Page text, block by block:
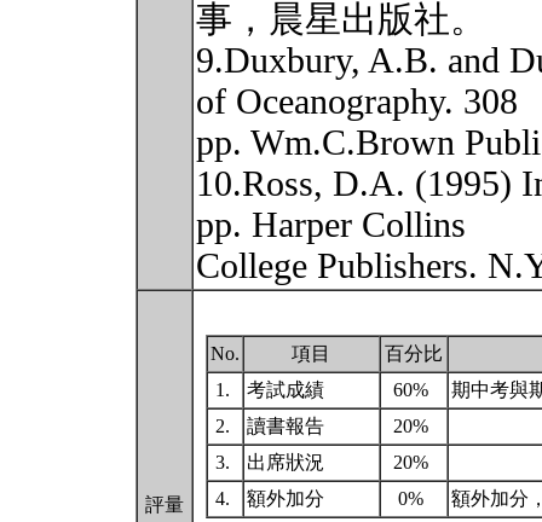
事，晨星出版社。
9.Duxbury, A.B. and
of Oceanography. 308
pp. Wm.C.Brown
10.Ross, D.A. (1995)
pp. Harper Collins
College Publishers.
評量
No. 項目
百分比
1.
考試成績 60%
期中考與
2.
讀書報告
20%
3.
出席狀況
20%
4.
額外加分 0% 額外加分